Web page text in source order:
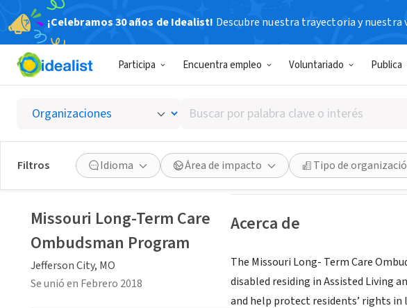
¡Celebramos 30 años de Idealist! Descubre nuestra trayectoria y nuestra
Participa Encuentra empleo Voluntariado Publica
Buscar
por
palabra
clave
o
interés
Filtros Idioma Área de impacto Tipo de
Missouri Long-
Jefferson City, MO health.mo.gov/
Ver oportunidades
Acerca de
The Missouri Long- Term Care
disabled residing in Assisted Living
and help protect residents’ rights in
Buscando personas voluntarias
Missouri Long-Term Care
Ombudsman Program
Jefferson City, MO
Se unió en Febrero 2018